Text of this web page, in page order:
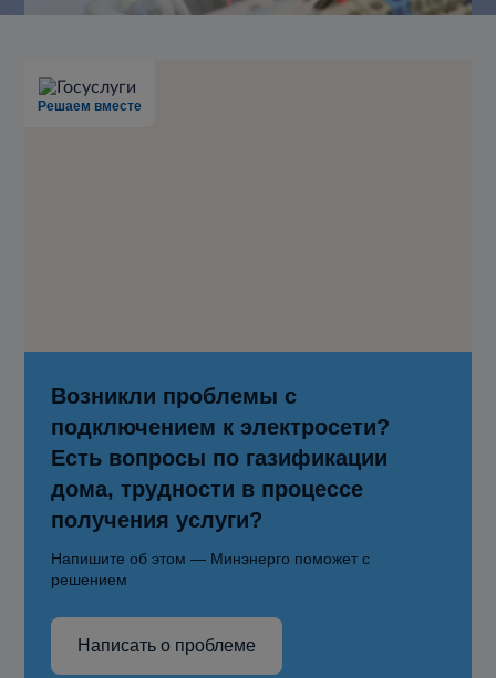
Решаем вместе
Возникли проблемы с
подключением к электросети?
Есть вопросы по газификации
дома, трудности в процессе
получения услуги?
Напишите об этом — Минэнерго поможет с
решением
Написать о проблеме